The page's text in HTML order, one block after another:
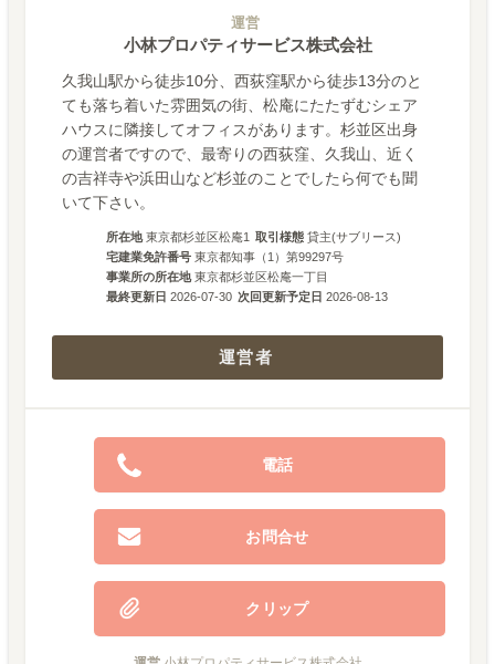
運営
小林プロパティサービス株式会社
久我山駅から徒歩10分、西荻窪駅から徒歩13分のと
ても落ち着いた雰囲気の街、松庵にたたずむシェア
ハウスに隣接してオフィスがあります。杉並区出身
の運営者ですので、最寄りの西荻窪、久我山、近く
の吉祥寺や浜田山など杉並のことでしたら何でも聞
いて下さい。
所在地 東京都杉並区松庵1 取引様態 貸主(サブリース)
宅建業免許番号 東京都知事（1）第99297号
事業所の所在地 東京都杉並区松庵一丁目
最終更新日 2026-07-30 次回更新予定日 2026-08-13
運営者
電話
お問合せ
クリップ